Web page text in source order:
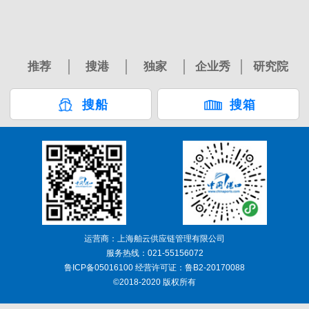
推荐 搜港 独家 企业秀 研究院
搜船 搜箱
运营商：上海舶云供应链管理有限公司
服务热线：021-55156072
鲁ICP备05016100 经营许可证：鲁B2-20170088
©2018-2020 版权所有